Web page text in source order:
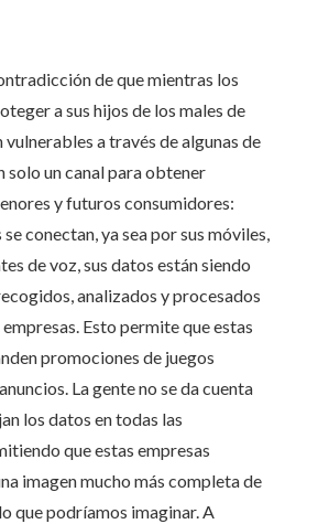
de que mientras los
a sus hijos de los males de
vulnerables a través de algunas de
solo un canal para obtener
y futuros consumidores:
se conectan, ya sea por sus móviles,
de voz, sus datos están siendo
analizados y procesados
Esto permite que estas
promociones de juegos
La gente no se da cuenta
los datos en todas las
que estas empresas
imagen mucho más completa de
que podríamos imaginar. A